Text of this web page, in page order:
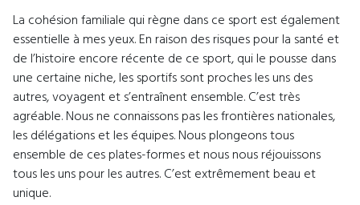
La cohésion familiale qui règne dans ce sport est également
essentielle à mes yeux. En raison des risques pour la santé et
de l’histoire encore récente de ce sport, qui le pousse dans
une certaine niche, les sportifs sont proches les uns des
autres, voyagent et s’entraînent ensemble. C’est très
agréable. Nous ne connaissons pas les frontières nationales,
les délégations et les équipes. Nous plongeons tous
ensemble de ces plates-formes et nous nous réjouissons
tous les uns pour les autres. C’est extrêmement beau et
unique.